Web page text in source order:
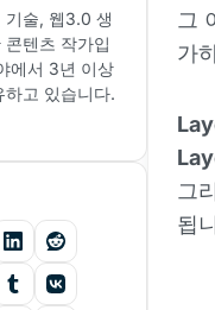
그
가
그
됩
기술, 웹3.0 생
텐츠 작가입
에서 3년 이상
하고 있습니다.